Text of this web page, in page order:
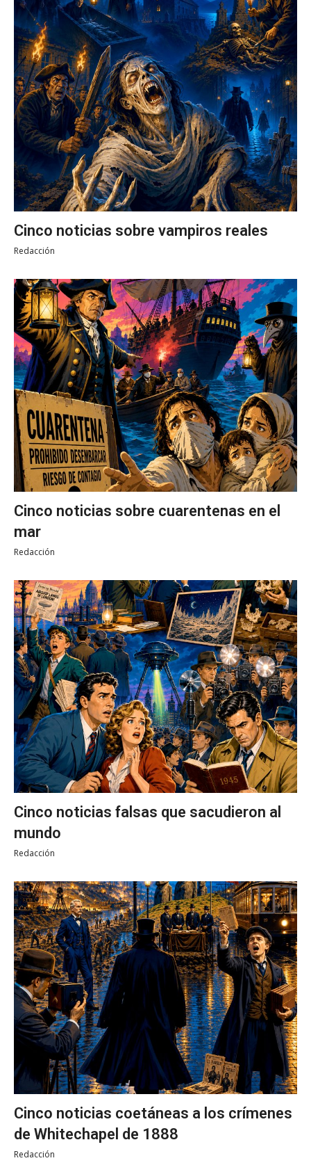
Cinco noticias sobre vampiros reales
Redacción
Cinco noticias sobre cuarentenas en el
mar
Redacción
Cinco noticias falsas que sacudieron al
mundo
Redacción
Cinco noticias coetáneas a los crímenes
de Whitechapel de 1888
Redacción